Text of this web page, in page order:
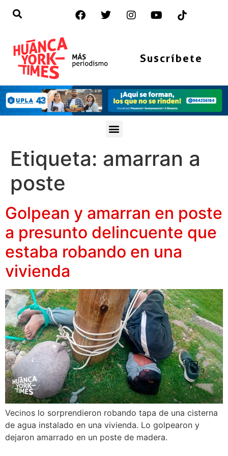
Suscríbete
Etiqueta: amarran a
poste
Golpean y amarran en poste
a presunto delincuente que
estaba robando en una
vivienda
Vecinos lo sorprendieron robando tapa de una cisterna
de agua instalado en una vivienda. Lo golpearon y
dejaron amarrado en un poste de madera.